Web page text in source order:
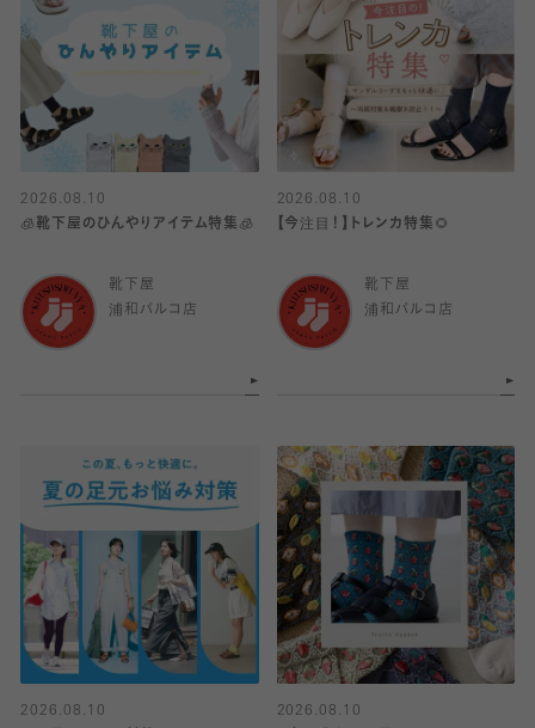
2026.08.10
🧊靴下屋のひんやりアイテム特集🧊
靴下屋
浦和パルコ店
2026.08.10
【今注目！】トレンカ特集🌻
靴下屋
浦和パルコ店
2026.08.10
2026.08.10